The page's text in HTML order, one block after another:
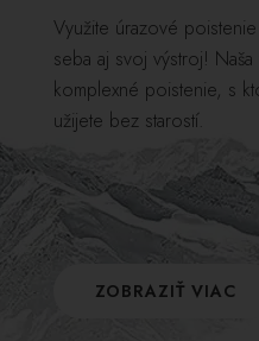
Využite úrazové
seba aj svoj výstroj!
komplexné poistenie, s
užijete bez starostí.
ZOBRAZIŤ VIAC